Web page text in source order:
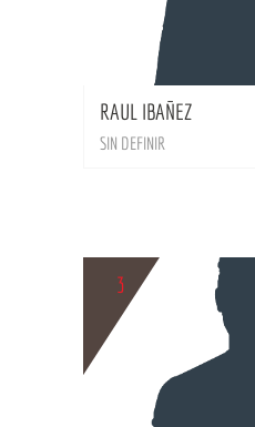
RAUL IBAÑEZ
SIN DEFINIR
3